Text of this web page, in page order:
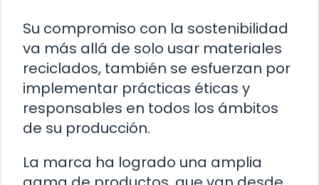
Su compromiso con la sostenibilidad
va más allá de solo usar materiales
reciclados, también se esfuerzan por
implementar prácticas éticas y
responsables en todos los ámbitos
de su producción.
La marca ha logrado una amplia